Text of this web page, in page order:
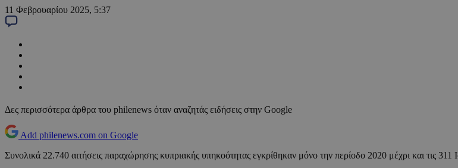
11 Φεβρουαρίου 2025, 5:37
Δες περισσότερα άρθρα του philenews όταν αναζητάς ειδήσεις στην Google
Add philenews.com on Google
Συνολικά 22.740 αιτήσεις παραχώρησης κυπριακής υπηκοότητας εγκρίθηκαν μόνο την περίοδο 2020 μέχρι και τις